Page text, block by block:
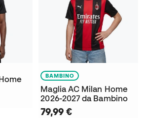
BAMBINO
Maglia AC Milan Home
2026-2027 da Bambino
79,99 €